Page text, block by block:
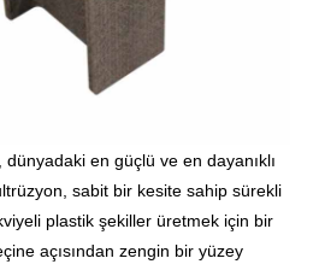
en güçlü ve en dayanıklı
sabit bir kesite sahip sürekli
plastik şekiller üretmek için bir
açısından zengin bir yüzey